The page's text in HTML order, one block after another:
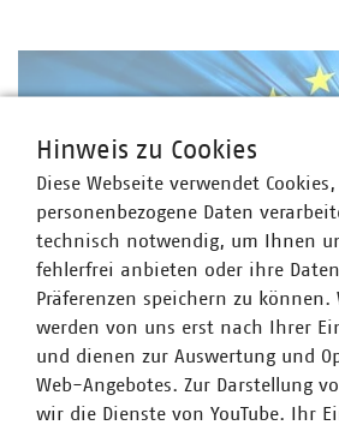
Amtsantritt der neuen EU-
Hinweis zu Cookies
Diese Webseite verwendet
personenbezogene Daten
technisch notwendig, um Ihnen
fehlerfrei anbieten oder ihre
Präferenzen speichern zu können.
werden von uns erst nach Ihrer
und dienen zur Auswertung und
Web-Angebotes. Zur Darstellung
wir die Dienste von YouTube. Ihr